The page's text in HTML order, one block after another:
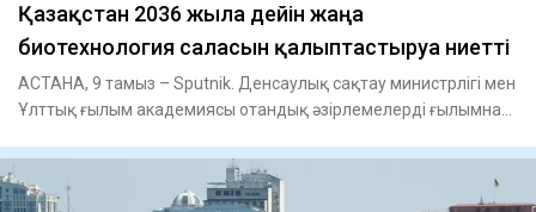
Қазақстан 2036 жылға дейін жаңа
биотехнология саласын қалыптастыруға ниетті
АСТАНА, 9 тамыз – Sputnik. Денсаулық сақтау министрлігі мен
Ұлттық ғылым академиясы отандық әзірлемелерді ғылымнан